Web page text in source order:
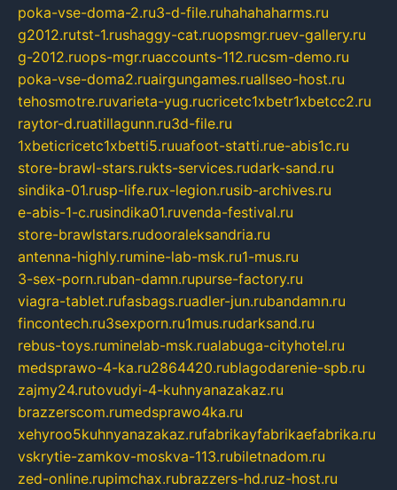
poka-vse-doma-2.ru3-d-file.ruhahahaharms.ru
g2012.rutst-1.rushaggy-cat.ruopsmgr.ruev-gallery.ru
g-2012.ruops-mgr.ruaccounts-112.rucsm-demo.ru
poka-vse-doma2.ruairgungames.ruallseo-host.ru
tehosmotre.ruvarieta-yug.rucricetc1xbetr1xbetcc2.ru
raytor-d.ruatillagunn.ru3d-file.ru
1xbeticricetc1xbetti5.ruuafoot-statti.rue-abis1c.ru
store-brawl-stars.rukts-services.rudark-sand.ru
sindika-01.rusp-life.rux-legion.rusib-archives.ru
e-abis-1-c.rusindika01.ruvenda-festival.ru
store-brawlstars.rudooraleksandria.ru
antenna-highly.rumine-lab-msk.ru1-mus.ru
3-sex-porn.ruban-damn.rupurse-factory.ru
viagra-tablet.rufasbags.ruadler-jun.rubandamn.ru
fincontech.ru3sexporn.ru1mus.rudarksand.ru
rebus-toys.ruminelab-msk.rualabuga-cityhotel.ru
medsprawo-4-ka.ru2864420.rublagodarenie-spb.ru
zajmy24.rutovudyi-4-kuhnyanazakaz.ru
brazzerscom.rumedsprawo4ka.ru
xehyroo5kuhnyanazakaz.rufabrikayfabrikaefabrika.ru
vskrytie-zamkov-moskva-113.rubiletnadom.ru
zed-online.rupimchax.rubrazzers-hd.ruz-host.ru